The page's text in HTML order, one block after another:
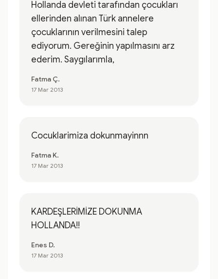
Hollanda devleti tarafından çocukları
ellerinden alınan Türk annelere
çocuklarının verilmesini talep
ediyorum. Gereğinin yapılmasını arz
ederim. Saygılarımla,
Fatma Ç.
17 Mar 2013
Cocuklarimiza dokunmayinnn
Fatma K.
17 Mar 2013
KARDEŞLERİMİZE DOKUNMA
HOLLANDA!!
Enes D.
17 Mar 2013